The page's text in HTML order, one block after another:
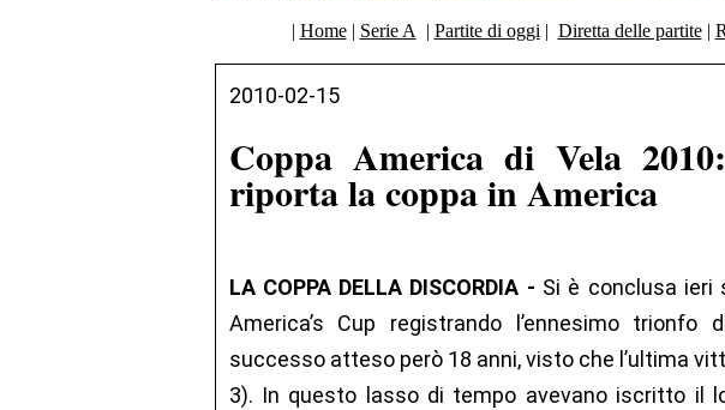
| Home| Serie A | Partite di oggi | Diretta delle partite|
2010-02-15
Coppa America di Vela
riporta la coppa in America
LA COPPA DELLA DISCORDIA - Si è conclusa ieri
America’s Cup registrando l’ennesimo
successo atteso però 18 anni, visto che l’ultima
3). In questo lasso di tempo avevano iscritto il